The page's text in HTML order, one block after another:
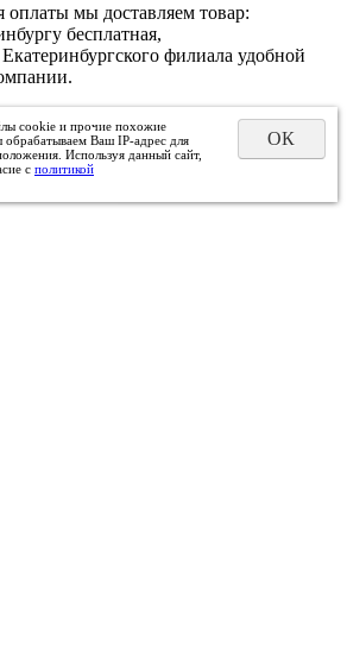
мы доставляем товар:
бесплатная,
филиала удобной
cookie и прочие похожие
Ваш IP-адрес для
Используя данный сайт,
с политикой
ОК